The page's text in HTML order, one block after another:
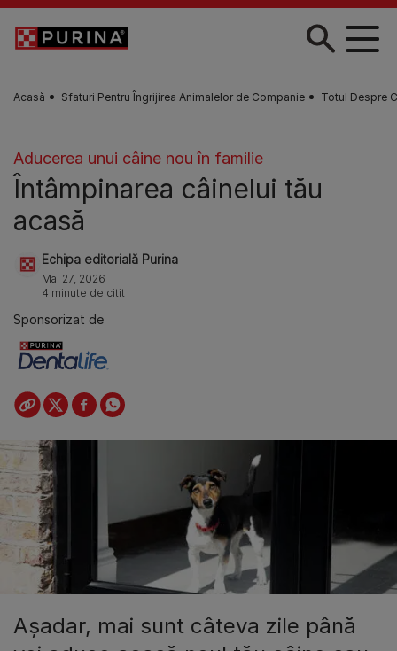
Skip to main content
Acasă Sfaturi Pentru Îngrijirea Animalelor de Companie Totul Despre
Aducerea unui câine nou în familie
Întâmpinarea câinelui tău
acasă
Echipa editorială Purina
Mai 27, 2026
4 minute de citit
Sponsorizat de
Așadar, mai sunt câteva zile până